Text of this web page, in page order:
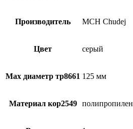
Производитель MCH Chudej
Цвет серый
Max диаметр тр8661 125 мм
Материал кор2549 полипропилен